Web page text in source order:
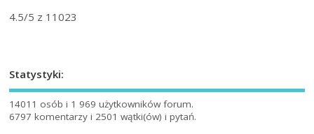
4.5/5 z 11023
Statystyki:
14011 osób i 1 969 użytkowników forum.
6797 komentarzy i 2501 wątki(ów) i pytań.